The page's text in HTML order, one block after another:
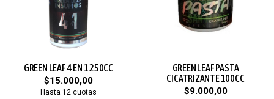
GREEN LEAF 4 EN 1 250CC
$15.000,00
Hasta 12 cuotas
GREEN LEAF PASTA
CICATRIZANTE 100CC
$9.000,00